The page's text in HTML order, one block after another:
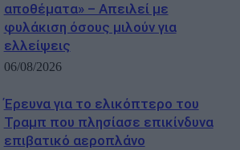
αποθέματα» – Απειλεί με
φυλάκιση όσους μιλούν για
ελλείψεις
06/08/2026
Έρευνα για το ελικόπτερο του
Τραμπ που πλησίασε επικίνδυνα
επιβατικό αεροπλάνο